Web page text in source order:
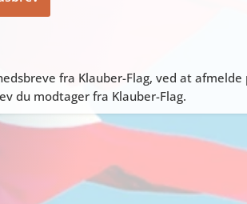
fra Klauber-Flag, ved at afmelde
du modtager fra Klauber-Flag.